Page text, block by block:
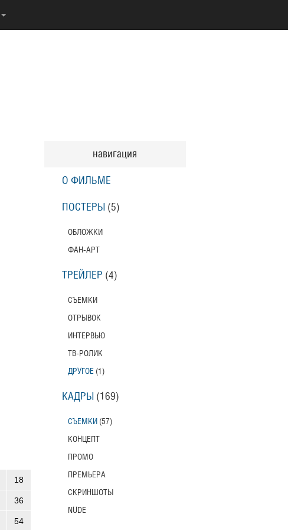
18
36
54
навигация
О ФИЛЬМЕ
ПОСТЕРЫ (5)
ОБЛОЖКИ
ФАН-АРТ
ТРЕЙЛЕР (4)
СЪЕМКИ
ОТРЫВОК
ИНТЕРВЬЮ
ТВ-РОЛИК
ДРУГОЕ (1)
КАДРЫ (169)
СЪЕМКИ (57)
КОНЦЕПТ
ПРОМО
ПРЕМЬЕРА
СКРИНШОТЫ
NUDE